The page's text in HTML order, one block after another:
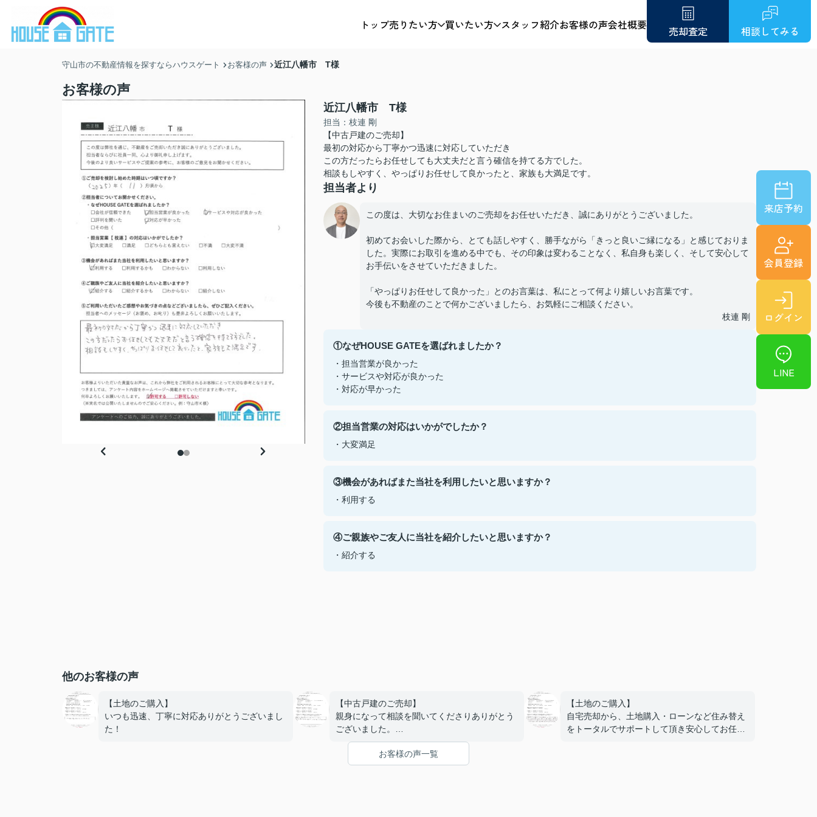
トップ売りたい方 買いたい方 スタッフ紹介お客様の声会社概要 売却査定 相談してみる
来店予約
会員登録
ログイン
LINE
守山市の不動産情報を探すならハウスゲート お客様の声 近江八幡市 T様
お客様の声
近江八幡市 T様
担当：枝連 剛
【中古戸建のご売却】
最初の対応から丁寧かつ迅速に対応していただき
この方だったらお任せしても大丈夫だと言う確信を持てる方でした。
相談もしやすく、やっぱりお任せして良かったと、家族も大満足です。
担当者より
この度は、大切なお住まいのご売却をお任せいただき、誠にありがとうございました。
初めてお会いした際から、とても話しやすく、勝手ながら「きっと良いご縁になる」と感じておりま
した。実際にお取引を進める中でも、その印象は変わることなく、私自身も楽しく、そして安心して
お手伝いをさせていただきました。
「やっぱりお任せして良かった」とのお言葉は、私にとって何より嬉しいお言葉です。
今後も不動産のことで何かございましたら、お気軽にご相談ください。
枝連 剛
①なぜHOUSE GATEを選ばれましたか？
・担当営業が良かった
・サービスや対応が良かった
・対応が早かった
②担当営業の対応はいかがでしたか？
・大変満足
③機会があればまた当社を利用したいと思いますか？
・利用する
④ご親族やご友人に当社を紹介したいと思いますか？
・紹介する
他のお客様の声
【土地のご購入】
いつも迅速、丁寧に対応ありがとうございまし
た！
【中古戸建のご売却】
親身になって相談を聞いてくださりありがとう
ございました。
初めて売ることになり分からない事ばかりでし
たが安心してお任せできました。
【土地のご購入】
自宅売却から、土地購入・ローンなど住み替え
をトータルでサポートして頂き安心してお任せ
お客様の声一覧